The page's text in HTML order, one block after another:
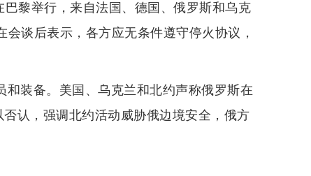
黎举行，来自法国、德国、俄罗斯和乌克
谈后表示，各方应无条件遵守停火协议，
装备。美国、乌克兰和北约声称俄罗斯在
认，强调北约活动威胁俄边境安全，俄方